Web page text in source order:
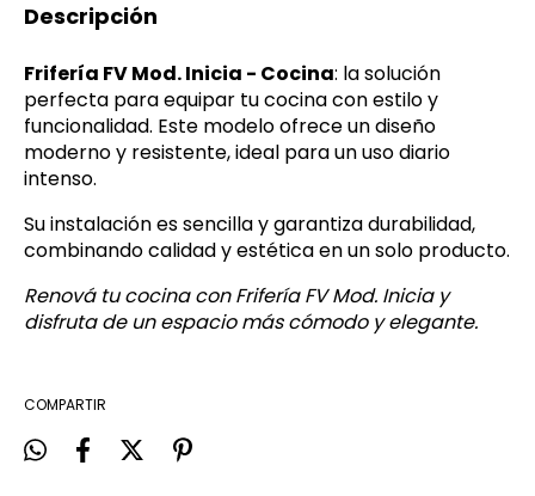
Descripción
Frifería FV Mod. Inicia - Cocina: la solución
perfecta para equipar tu cocina con estilo y
funcionalidad. Este modelo ofrece un diseño
moderno y resistente, ideal para un uso diario
intenso.
Su instalación es sencilla y garantiza durabilidad,
combinando calidad y estética en un solo producto.
Renová tu cocina con Frifería FV Mod. Inicia y
disfruta de un espacio más cómodo y elegante.
COMPARTIR